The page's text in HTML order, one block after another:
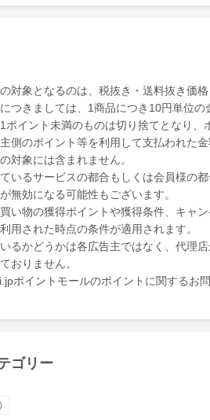
対象となるのは、税抜き・送料抜き価格
つきましては、1商品につき10円単位の
ポイント未満のものは切り捨てとなり、
側のポイント等を利用して支払われた
対象には含まれません。
いるサービスの都合もしくは会員様の
無効になる可能性もございます。
い物の獲得ポイントや獲得条件、キャ
用された時点の条件が適用されます。
るかどうかは各広告主ではなく、代理
おりません。
ポイントモールのポイントに関するお
ゴリー